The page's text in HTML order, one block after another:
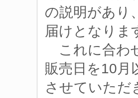
の説明があり
届けとなりま
これに合わ
販売日を10月
させていただ